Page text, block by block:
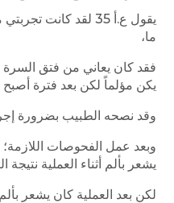
يقول ع.أ 35 لقد
ما،
فقد كان يعاني من فتق السرة
يكن مؤلماً لكن بعد فترة أصبح
وقد نصحه الطبيب بضرورة
وبعد عمل الفحوصات
يشعر بألم أثناء العملية نتيجة
لكن بعد العملية كان يشعر